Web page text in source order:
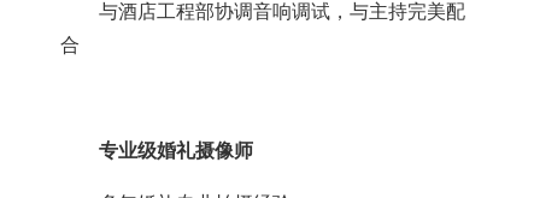
与酒店工程部协调音响调试，与主持完美配
合
专业级婚礼摄像师